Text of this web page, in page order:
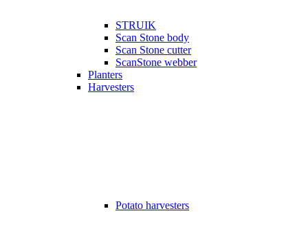
STRUIK
Scan Stone body
Scan Stone cutter
ScanStone webber
Planters
Harvesters
Potato harvesters